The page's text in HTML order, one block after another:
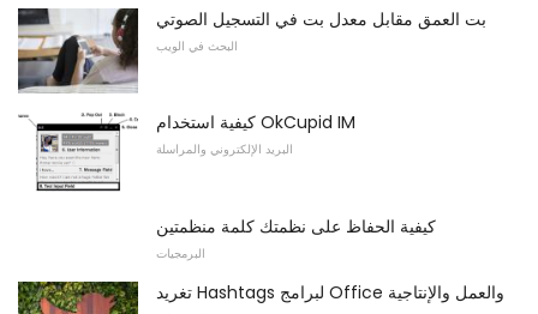
بت العمق مقابل معدل بت في التسجيل الصوتي
البحث في الويب
كيفية استخدام OkCupid IM
البريد الإلكتروني والمراسلة
كيفية الحفاظ على نظمتك كلمة منظمتين
البرمجيات
تغريد Hashtags لبرامج Office والعمل والإنتاجية